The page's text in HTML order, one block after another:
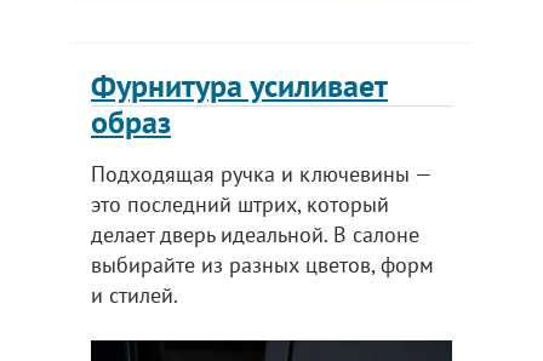
Фурнитура усиливает
образ
Подходящая ручка и ключевины —
это последний штрих, который
делает дверь идеальной. В салоне
выбирайте из разных цветов, форм
и стилей.